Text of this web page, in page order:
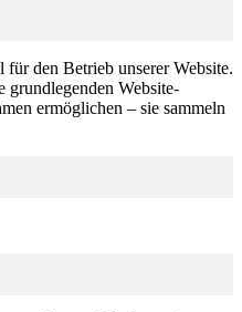
den Betrieb unserer Website.
grundlegenden Website-
ermöglichen – sie sammeln